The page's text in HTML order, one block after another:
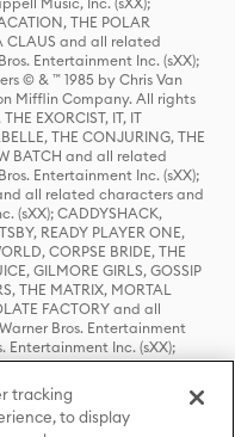
THE POLAR
CLAUS and all related
Entertainment Inc. (sXX);
© & ™ 1985 by Chris Van
Mifflin Company. All rights
EXORCIST, IT, IT
THE CONJURING, THE
BATCH and all related
Entertainment Inc. (sXX);
and all related characters and
(sXX); CADDYSHACK,
READY PLAYER ONE,
CORPSE BRIDE, THE
GILMORE GIRLS, GOSSIP
THE MATRIX, MORTAL
FACTORY and all
Bros. Entertainment
Entertainment Inc. (sXX);
and all related
Office, Inc. (sXX); CHILLING
© & ™ Warner Bros.
related characters and
tracking
to display